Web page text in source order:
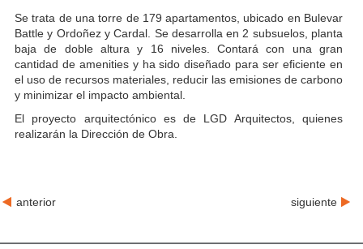
Se trata de una torre de 179 apartamentos, ubicado en Bulevar
Battle y Ordoñez y Cardal. Se desarrolla en 2 subsuelos, planta
baja de doble altura y 16 niveles. Contará con una gran
cantidad de amenities y ha sido diseñado para ser eficiente en
el uso de recursos materiales, reducir las emisiones de carbono
y minimizar el impacto ambiental.
El proyecto arquitectónico es de LGD Arquitectos, quienes
realizarán la Dirección de Obra.
anterior siguiente